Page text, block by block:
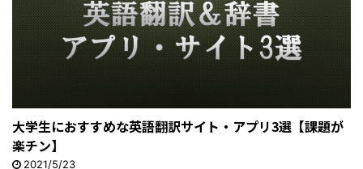
大学生におすすめな英語翻訳サイト・アプリ3選【課題が
楽チン】
2021/5/23